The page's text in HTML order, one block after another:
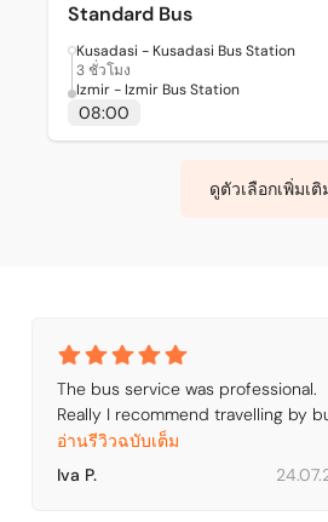
Standard Bus
Kusadasi - Kusadasi Bus Station
3 ชั่วโมง
Izmir - Izmir Bus Station
08:00
ดูตัวเลือกเพิ่มเติ
The bus service was professional.
Really I recommend travelling by
through Turkey.
อ่านรีวิวฉบับเต็ม
Iva P.